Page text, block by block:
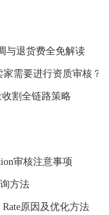
与退货费全免解读
需要进行资质审核？
割全链路策略
审核注意事项
方法
原因及优化方法